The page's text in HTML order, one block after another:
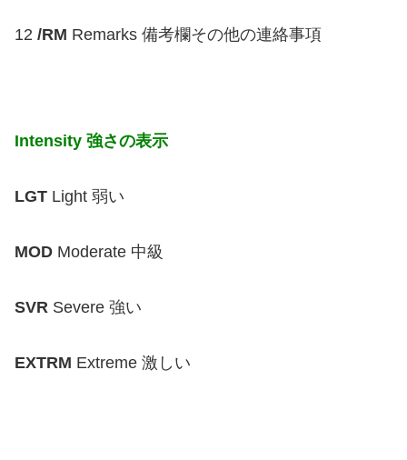
12 /RM Remarks 備考欄その他の連絡事項
Intensity 強さの表示
LGT Light 弱い
MOD Moderate 中級
SVR Severe 強い
EXTRM Extreme 激しい